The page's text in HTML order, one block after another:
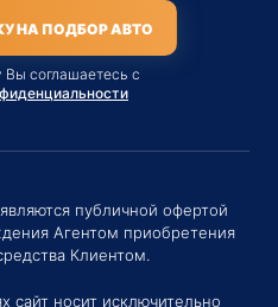
НА ПОДБОР АВТО
Вы соглашаетесь с
публичной офертой
Агентом приобретения
Клиентом.
сайт носит исключительно